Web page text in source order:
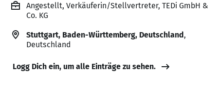
Angestellt, Verkäuferin/Stellvertreter, TEDi GmbH &
Co. KG
Stuttgart, Baden-Württemberg, Deutschland,
Deutschland
Logg Dich ein, um alle Einträge zu sehen.